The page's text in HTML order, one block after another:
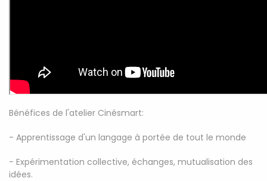
Bénéfices de l'atelier Cinésmart:
- Apprentissage d'un langage à portée de tout le monde
- Expérimentation collective, échanges, mutualisation des
idées.